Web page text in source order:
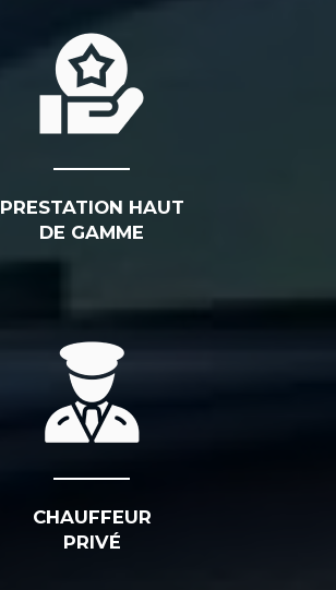
PRESTATION HAUT
DE GAMME
CHAUFFEUR
PRIVÉ